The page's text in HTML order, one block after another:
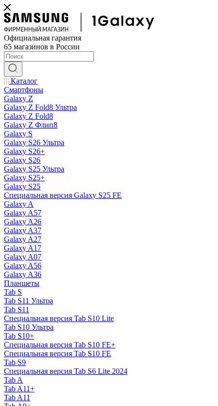
Официальная гарантия
65 магазинов в России
Каталог
Смартфоны
Galaxy Z
Galaxy Z Fold8 Ультра
Galaxy Z Fold8
Galaxy Z Флип8
Galaxy S
Galaxy S26 Ультра
Galaxy S26+
Galaxy S26
Galaxy S25 Ультра
Galaxy S25+
Galaxy S25
Специальная версия Galaxy S25 FE
Galaxy A
Galaxy A57
Galaxy A26
Galaxy A37
Galaxy A27
Galaxy A17
Galaxy A07
Galaxy A56
Galaxy A36
Планшеты
Tab S
Tab S11 Ультра
Tab S11
Специальная версия Tab S10 Lite
Tab S10 Ультра
Tab S10+
Специальная версия Tab S10 FE+
Специальная версия Tab S10 FE
Tab S9
Специальная версия Tab S6 Lite 2024
Tab A
Tab A11+
Tab A11